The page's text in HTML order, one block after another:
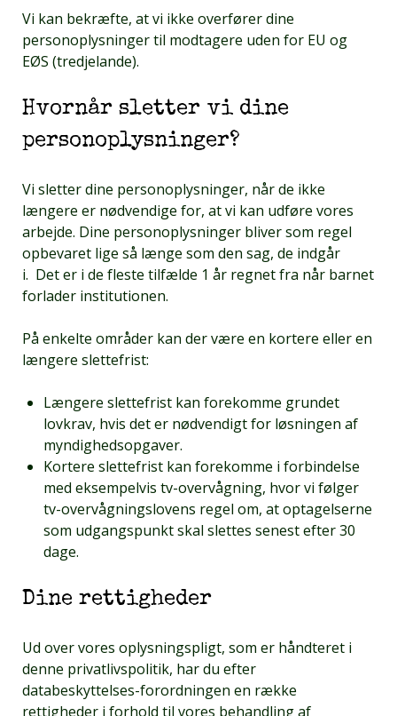
Vi kan bekræfte, at vi ikke overfører dine
personoplysninger til modtagere uden for EU og
EØS (tredjelande).
Hvornår sletter vi dine
personoplysninger?
Vi sletter dine personoplysninger, når de ikke
længere er nødvendige for, at vi kan udføre vores
arbejde. Dine personoplysninger bliver som regel
opbevaret lige så længe som den sag, de indgår
i. Det er i de fleste tilfælde 1 år regnet fra når barnet
forlader institutionen.
På enkelte områder kan der være en kortere eller en
længere slettefrist:
Længere slettefrist kan forekomme grundet
lovkrav, hvis det er nødvendigt for løsningen af
myndighedsopgaver.
Kortere slettefrist kan forekomme i forbindelse
med eksempelvis tv-overvågning, hvor vi følger
tv-overvågningslovens regel om, at optagelserne
som udgangspunkt skal slettes senest efter 30
dage.
Dine rettigheder
Ud over vores oplysningspligt, som er håndteret i
denne privatlivspolitik, har du efter
databeskyttelses-forordningen en række
rettigheder i forhold til vores behandling af